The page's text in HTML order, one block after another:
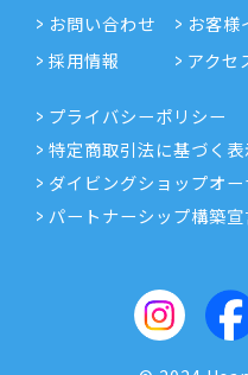
お問い合わせ お客様
採用情報
アクセ
プライバシーポリシー
特定商取引法に基づく表
ダイビングショップオ
パートナーシップ構築宣